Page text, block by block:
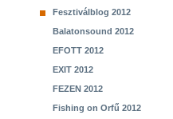
Fesztiválblog 2012
Balatonsound 2012
EFOTT 2012
EXIT 2012
FEZEN 2012
Fishing on Orfű 2012